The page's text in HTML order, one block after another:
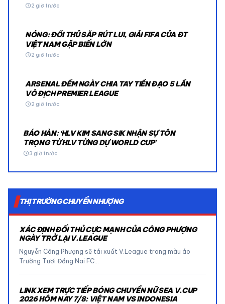
schedule2 giờ trước
NÓNG: ĐỐI THỦ SẮP RÚT LUI, GIẢI FIFA CỦA ĐT
VIỆT NAM GẶP BIẾN LỚN
schedule2 giờ trước
ARSENAL ĐẾM NGÀY CHIA TAY TIỀN ĐẠO 5 LẦN
VÔ ĐỊCH PREMIER LEAGUE
schedule2 giờ trước
BÁO HÀN: ‘HLV KIM SANG SIK NHẬN SỰ TÔN
TRỌNG TỪ HLV TỪNG DỰ WORLD CUP’
schedule3 giờ trước
THỊ TRƯỜNG CHUYỂN NHƯỢNG
XÁC ĐỊNH ĐỐI THỦ CỰC MẠNH CỦA CÔNG PHƯỢNG
NGÀY TRỞ LẠI V.LEAGUE
Nguyễn Công Phượng sẽ tái xuất V.League trong màu áo
Trường Tươi Đồng Nai FC…
LINK XEM TRỰC TIẾP BÓNG CHUYỀN NỮ SEA V.CUP
2026 HÔM NAY 7/8: VIỆT NAM VS INDONESIA